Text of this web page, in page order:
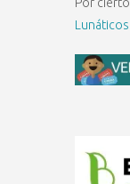
Lunáticos